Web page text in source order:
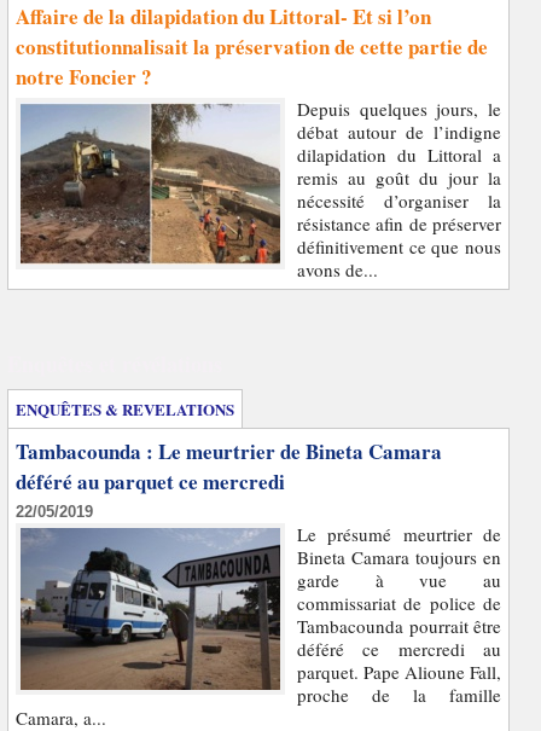
Affaire de la dilapidation du Littoral- Et si l’on
constitutionnalisait la préservation de cette partie de
notre Foncier ?
Depuis quelques jours, le
débat autour de l’indigne
dilapidation du Littoral a
remis au goût du jour la
nécessité d’organiser la
résistance afin de préserver
définitivement ce que nous
avons de...
ENQUÊTES & REVELATIONS
Tambacounda : Le meurtrier de Bineta Camara
déféré au parquet ce mercredi
22/05/2019
Le présumé meurtrier de
Bineta Camara toujours en
garde à vue au
commissariat de police de
Tambacounda pourrait être
déféré ce mercredi au
parquet. Pape Alioune Fall,
proche de la famille
Camara, a...